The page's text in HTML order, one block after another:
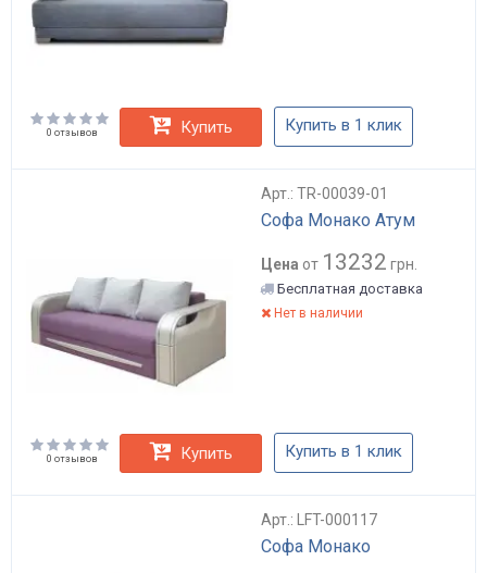
0 отзывов Купить Купить в 1 клик
Арт.: TR-00039-01
Софа Монако Атум
Цена от 13232 грн.
Бесплатная доставка
Нет в наличии
0 отзывов Купить Купить в 1 клик
Арт.: LFT-000117
Софа Монако